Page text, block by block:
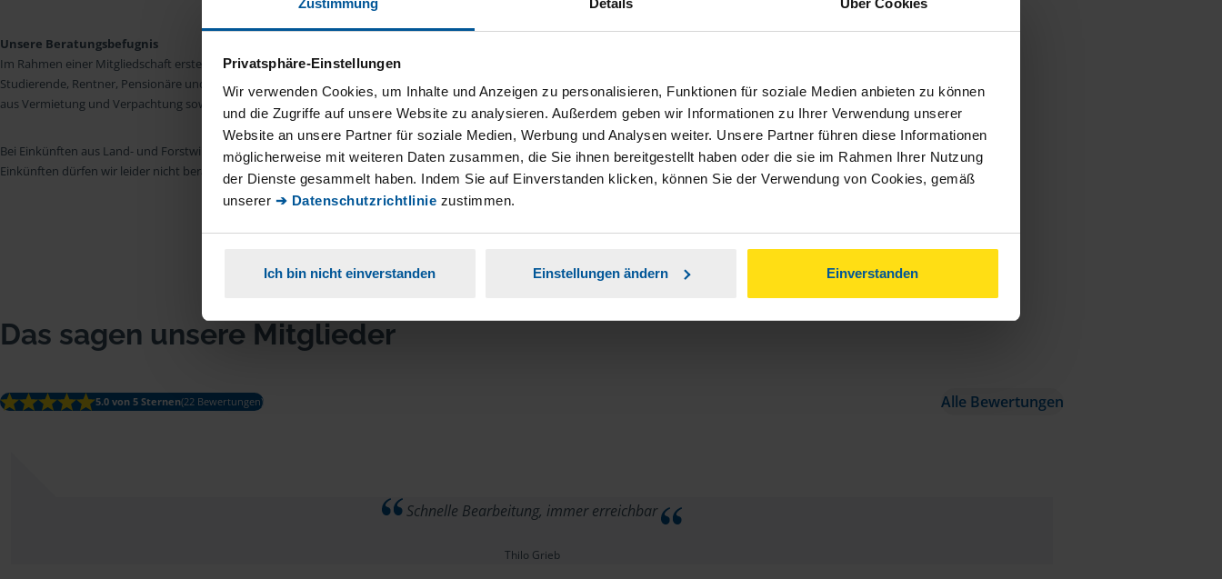
Zustimmung Details Über Cookies
Privatsphäre-Einstellungen
Wir verwenden Cookies, um Inhalte und Anzeigen zu personalisieren, Funktionen für soziale Medien anbieten zu können
und die Zugriffe auf unsere Website zu analysieren. Außerdem geben wir Informationen zu Ihrer Verwendung unserer
Website an unsere Partner für soziale Medien, Werbung und Analysen weiter. Unsere Partner führen diese Informationen
möglicherweise mit weiteren Daten zusammen, die Sie ihnen bereitgestellt haben oder die sie im Rahmen Ihrer Nutzung
der Dienste gesammelt haben. Indem Sie auf Einverstanden klicken, können Sie der Verwendung von Cookies, gemäß
unserer ➔ Datenschutzrichtlinie zustimmen.
Ich bin nicht einverstanden Einstellungen ändern Einverstanden
Unsere Beratungsbefugnis
Im Rahmen einer Mitgliedschaft erstellen wir die Einkommensteuererklärung für Arbeitnehmer, Beamte, Auszubildende,
Studierende, Rentner, Pensionäre und Unterhaltsempfänger nach § 4 Nr. 11 Steuerberatungsgesetz (StBerG). Auch bei Einkünften
aus Vermietung und Verpachtung sowie Kapitalerträgen sind wir in vielen Fällen der geeignete Dienstleister für Sie.
Bei Einkünften aus Land- und Forstwirtschaft, aus Gewerbebetrieb, aus selbstständiger Tätigkeit und umsatzsteuerpflichtigen
Einkünften dürfen wir leider nicht beraten.
Das sagen unsere Mitglieder
5.0 von 5 Sternen(22 Bewertungen) Alle Bewertungen
Schnelle Bearbeitung, immer erreichbar
Thilo Grieb